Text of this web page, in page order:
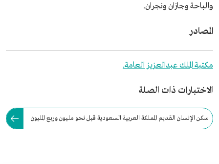
والباحة وجازان ونجران.
المصادر
مكتبة الملك عبدالعزيز العامة.
الاختبارات ذات الصلة
سكن الإنسان القديم المملكة العربية السعودية قبل نحو مليون وربع المليون